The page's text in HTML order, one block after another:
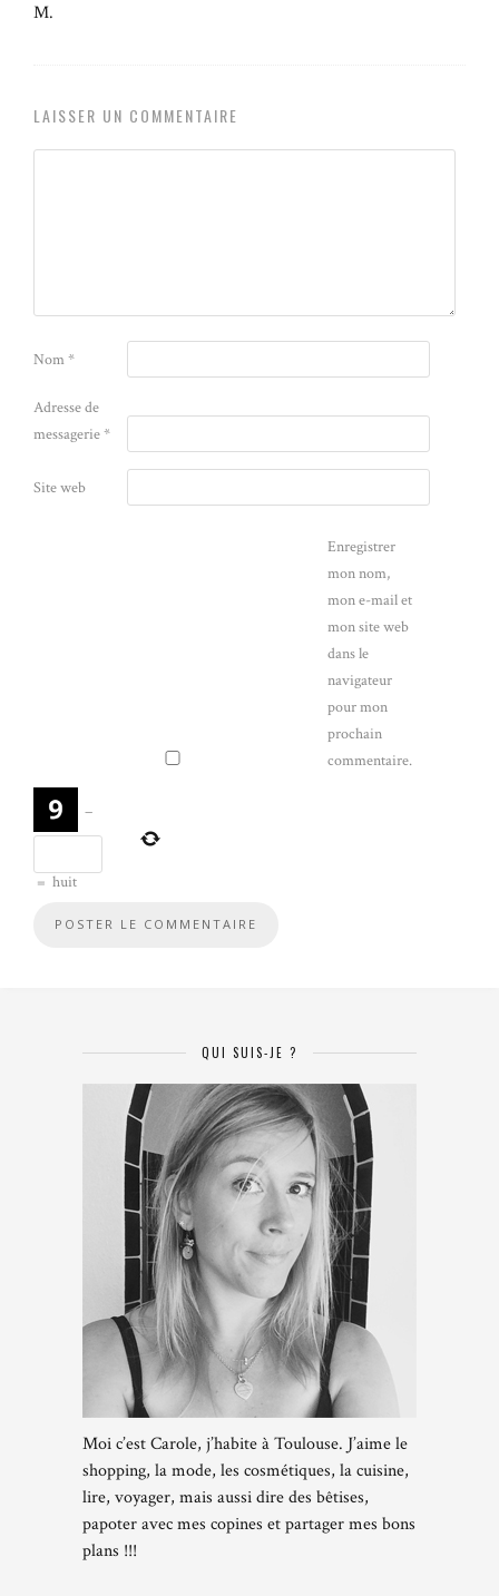
M.
LAISSER UN COMMENTAIRE
Nom*
Adresse de
messagerie*
Site web
Enregistrer
mon nom,
mon e-mail et
mon site web
dans le
navigateur
pour mon
prochain
commentaire.
−
= huit
QUI SUIS-JE ?
Moi c’est Carole, j’habite à Toulouse. J’aime le
shopping, la mode, les cosmétiques, la cuisine,
lire, voyager, mais aussi dire des bêtises,
papoter avec mes copines et partager mes bons
plans !!!